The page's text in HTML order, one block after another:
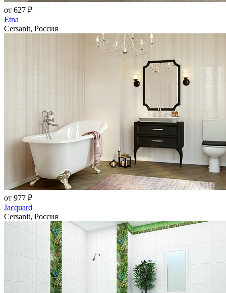
от 627 ₽
Etna
Cersanit, Россия
от 977 ₽
Jacquard
Cersanit, Россия